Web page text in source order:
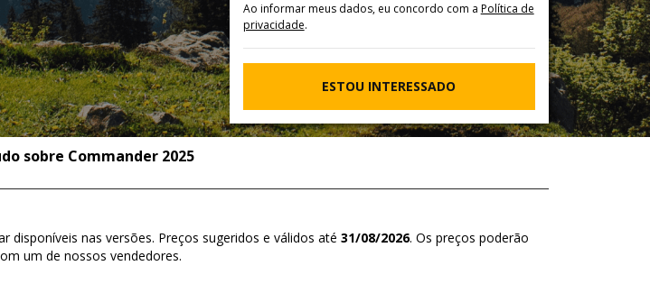
Ao informar meus dados, eu concordo com a Política de
privacidade.
ESTOU INTERESSADO
sobre Commander 2025
nas versões. Preços sugeridos e válidos até 31/08/2026. Os preços poderão
um de nossos vendedores.